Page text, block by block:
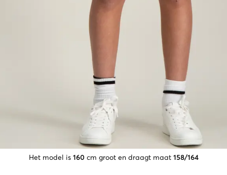
Het model is 160 cm groot en draagt maat 158/164